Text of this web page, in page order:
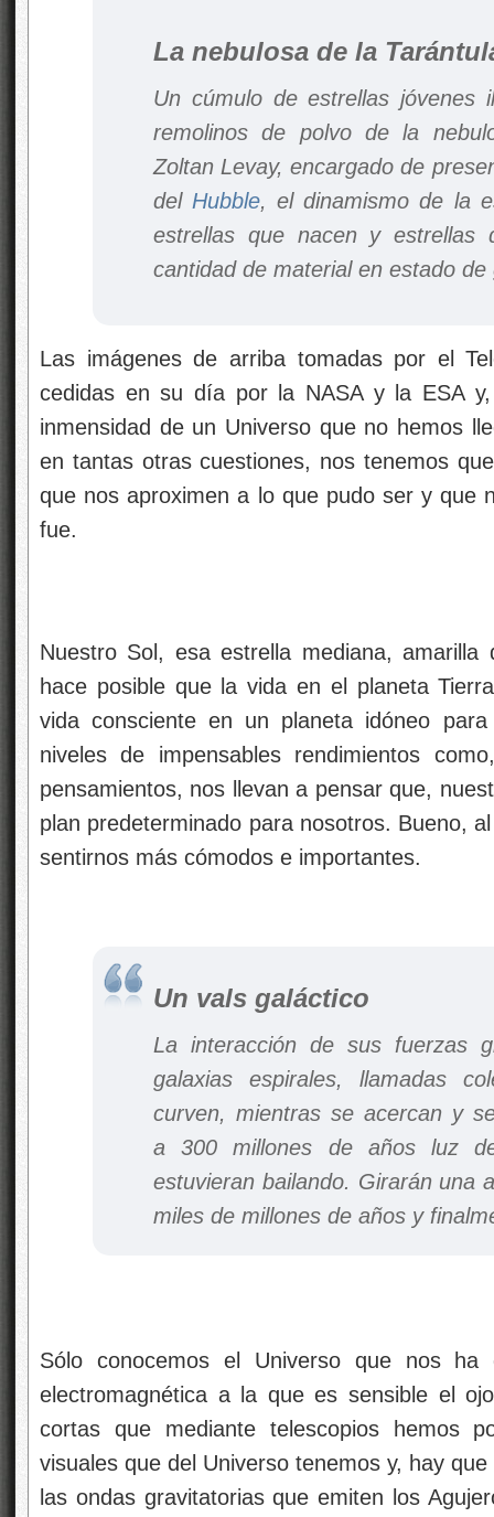
La nebulosa de la
Un cúmulo de estrellas jóvenes
remolinos de polvo de la
Zoltan Levay, encargado de
del Hubble, el dinamismo de la
estrellas que nacen y estrellas
cantidad de material en estado de
Las imágenes de arriba tomadas por el
cedidas en su día por la NASA y la ESA
inmensidad de un Universo que no hemos
en tantas otras cuestiones, nos tenemos
que nos aproximen a lo que pudo ser y que
fue.
Nuestro Sol, esa estrella mediana,
hace posible que la vida en el planeta
vida consciente en un planeta idóneo
niveles de impensables rendimientos
pensamientos, nos llevan a pensar que,
plan predeterminado para nosotros. Bueno,
sentirnos más cómodos e importantes.
Un vals galáctico
La interacción de sus fuerzas
galaxias espirales, llamadas
curven, mientras se acercan y
a 300 millones de años luz
estuvieran bailando. Girarán una
miles de millones de años y
Sólo conocemos el Universo que nos
electromagnética a la que es sensible el
cortas que mediante telescopios hemos
visuales que del Universo tenemos y, hay
las ondas gravitatorias que emiten los